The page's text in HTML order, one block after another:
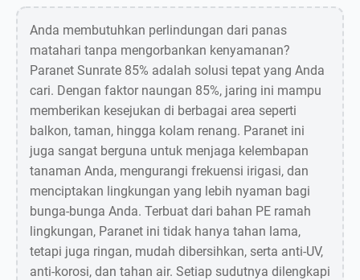
Anda membutuhkan perlindungan dari panas
matahari tanpa mengorbankan kenyamanan?
Paranet Sunrate 85% adalah solusi tepat yang Anda
cari. Dengan faktor naungan 85%, jaring ini mampu
memberikan kesejukan di berbagai area seperti
balkon, taman, hingga kolam renang. Paranet ini
juga sangat berguna untuk menjaga kelembapan
tanaman Anda, mengurangi frekuensi irigasi, dan
menciptakan lingkungan yang lebih nyaman bagi
bunga-bunga Anda. Terbuat dari bahan PE ramah
lingkungan, Paranet ini tidak hanya tahan lama,
tetapi juga ringan, mudah dibersihkan, serta anti-UV,
anti-korosi, dan tahan air. Setiap sudutnya dilengkapi